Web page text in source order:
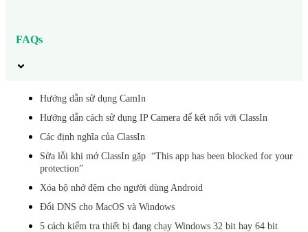
FAQs
Hướng dẫn sử dụng CamIn
Hướng dẫn cách sử dụng IP Camera để kết nối với ClassIn
Các định nghĩa của ClassIn
Sửa lỗi khi mở ClassIn gặp “This app has been blocked for your
protection”
Xóa bộ nhớ đệm cho người dùng Android
Đổi DNS cho MacOS và Windows
5 cách kiểm tra thiết bị đang chạy Windows 32 bit hay 64 bit